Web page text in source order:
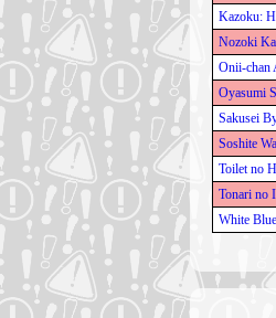
Kazoku:
Nozoki
Onii-chan
Oyasumi
Sakusei
Soshite
Toilet no
Tonari no
White Blue